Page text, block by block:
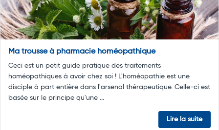
Ma trousse à pharmacie homéopathique
Ceci est un petit guide pratique des traitements
homéopathiques à avoir chez soi ! L'homéopathie est une
disciple à part entière dans l'arsenal thérapeutique. Celle-ci est
basée sur le principe qu'une ...
Lire la suite